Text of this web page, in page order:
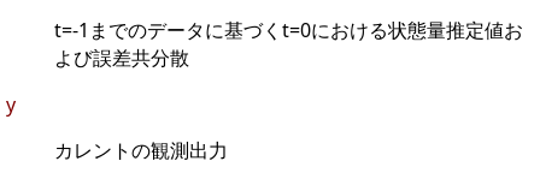
t=-1までのデータに基づくt=0における状態量推定値お
よび誤差共分散
y
カレントの観測出力